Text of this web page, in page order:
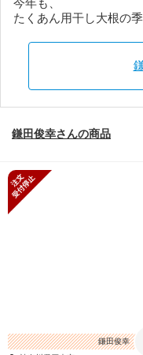
今年も、
たくあん用干し大根の
鎌田俊幸さんの商品
鎌田俊幸